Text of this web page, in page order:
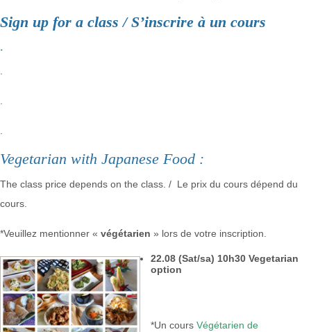
Sign up for a class / S’inscrire à un cours
.
Vegetarian with Japanese Food :
The class price depends on the class. / Le prix du cours dépend du
cours.
*Veuillez mentionner « végétarien » lors de votre inscription.
22.08 (Sat/sa) 10h30 Vegetarian
option
*Un cours Végétarien de